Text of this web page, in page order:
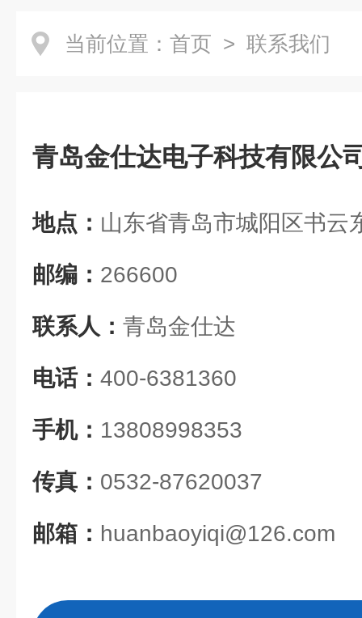
当前位置： 首页 > 联系我们
青岛金仕达电子科技有限公
地点： 山东省青岛市城阳区书云
邮编： 266600
联系人： 青岛金仕达
电话： 400-6381360
手机： 13808998353
传真： 0532-87620037
邮箱： huanbaoyiqi@126.com